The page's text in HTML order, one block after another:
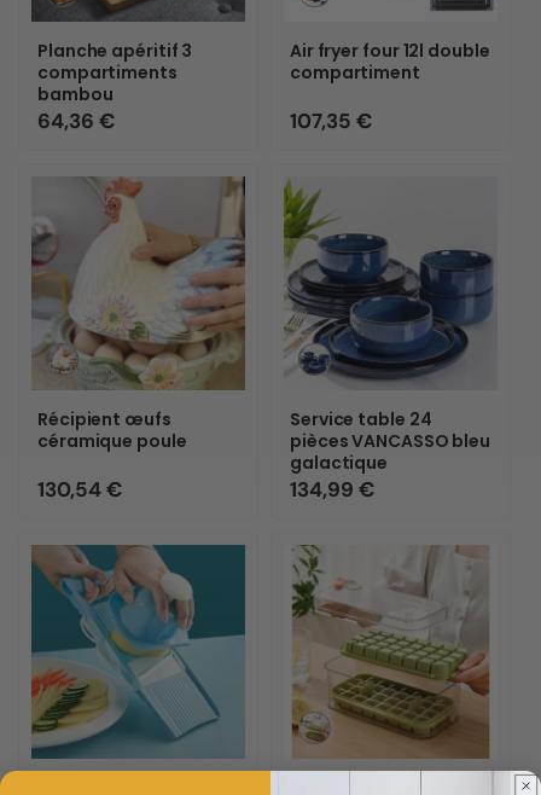
épuisée
ou
indisponible
Planche apéritif 3
compartiments
bambou
Prix
64,36 €
épuisée
ou
indisponible
Air fryer four 12l double
compartiment
Prix
107,35 €
Variante
épuisée
ou
indisponible
Récipient œufs
céramique poule
Prix
130,54 €
Variante
épuisée
ou
indisponible
Service table 24
pièces VANCASSO bleu
galactique
Prix
134,99 €
Variante
épuisée
ou
Bac à glaçons double